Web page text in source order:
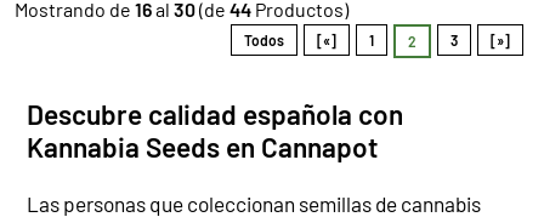
Mostrando de 16al 30(de 44 Productos)
Todos [«] 1 2 3 [»]
Descubre calidad española con
Kannabia Seeds en Cannapot
Las personas que coleccionan semillas de cannabis